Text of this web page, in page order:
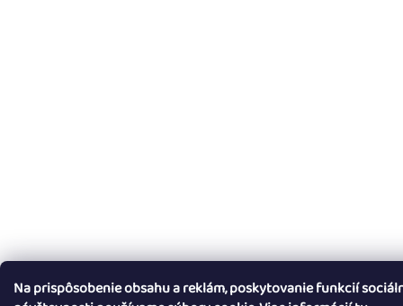
Na prispôsobenie obsahu a reklám, poskytovanie funkcií